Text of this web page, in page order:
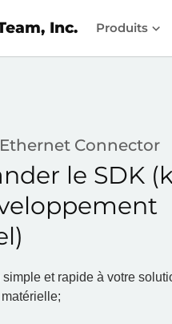
Inc. Produits
Connector
le SDK
et rapide à votre